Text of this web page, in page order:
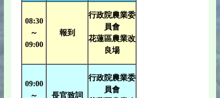
08:30
～
09:00
報到
行政院農業委
員會
花蓮區農業改
良場
09:00
～
長官致詞
行政院農業委
員會